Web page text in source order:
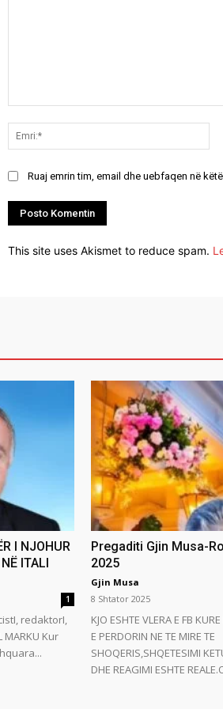
Ruaj emrin tim, email dhe uebfaqen në
This site uses Akismet to reduce spam.
I NJOHUR
ITALI
1
redaktorI,
Kur
Pregaditi Gjin Musa-
2025
Gjin Musa
8 Shtator 2025
KJO ESHTE VLERA E FB
E PERDORIN NE TE MIRE TE
SHOQERIS,SHQETESIMI
DHE REAGIMI ESHTE